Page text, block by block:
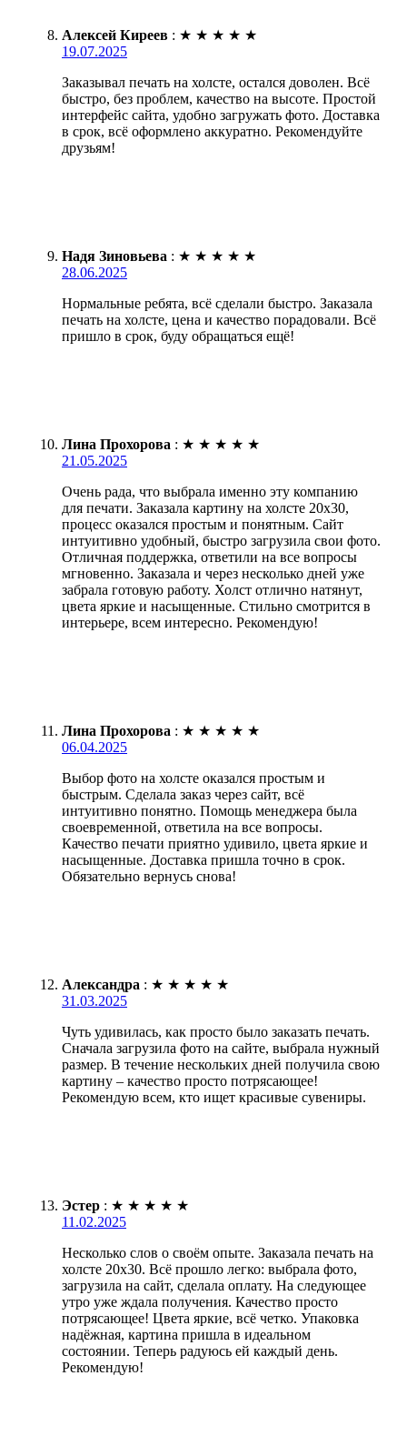
Алексей Киреев : ★ ★ ★ ★ ★
19.07.2025
Заказывал печать на холсте, остался доволен. Всё
быстро, без проблем, качество на высоте. Простой
интерфейс сайта, удобно загружать фото. Доставка
в срок, всё оформлено аккуратно. Рекомендуйте
друзьям!
Надя Зиновьева : ★ ★ ★ ★ ★
28.06.2025
Нормальные ребята, всё сделали быстро. Заказала
печать на холсте, цена и качество порадовали. Всё
пришло в срок, буду обращаться ещё!
Лина Прохорова : ★ ★ ★ ★ ★
21.05.2025
Очень рада, что выбрала именно эту компанию
для печати. Заказала картину на холсте 20х30,
процесс оказался простым и понятным. Сайт
интуитивно удобный, быстро загрузила свои фото.
Отличная поддержка, ответили на все вопросы
мгновенно. Заказала и через несколько дней уже
забрала готовую работу. Холст отлично натянут,
цвета яркие и насыщенные. Стильно смотрится в
интерьере, всем интересно. Рекомендую!
Лина Прохорова : ★ ★ ★ ★ ★
06.04.2025
Выбор фото на холсте оказался простым и
быстрым. Сделала заказ через сайт, всё
интуитивно понятно. Помощь менеджера была
своевременной, ответила на все вопросы.
Качество печати приятно удивило, цвета яркие и
насыщенные. Доставка пришла точно в срок.
Обязательно вернусь снова!
Александра : ★ ★ ★ ★ ★
31.03.2025
Чуть удивилась, как просто было заказать печать.
Сначала загрузила фото на сайте, выбрала нужный
размер. В течение нескольких дней получила свою
картину – качество просто потрясающее!
Рекомендую всем, кто ищет красивые сувениры.
Эстер : ★ ★ ★ ★ ★
11.02.2025
Несколько слов о своём опыте. Заказала печать на
холсте 20х30. Всё прошло легко: выбрала фото,
загрузила на сайт, сделала оплату. На следующее
утро уже ждала получения. Качество просто
потрясающее! Цвета яркие, всё четко. Упаковка
надёжная, картина пришла в идеальном
состоянии. Теперь радуюсь ей каждый день.
Рекомендую!